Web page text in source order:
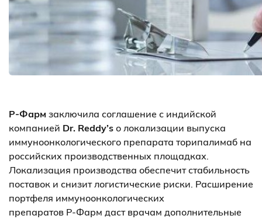
Р-Фарм заключила соглашение с индийской
компанией Dr. Reddy’s о локализации выпуска
иммуноонкологического препарата торипалимаб на
российских производственных площадках.
Локализация производства обеспечит стабильность
поставок и снизит логистические риски. Расширение
портфеля иммуноонкологических
препаратов Р-Фарм даст врачам дополнительные